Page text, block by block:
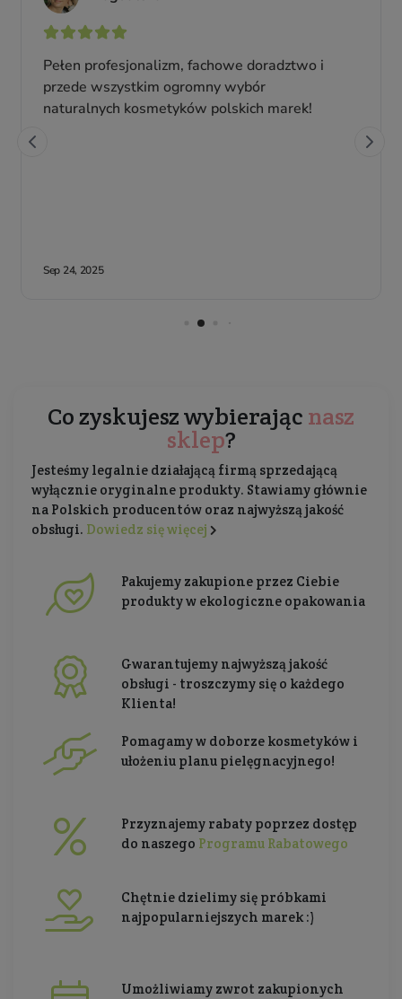
Co zyskujesz wybierając nasz
sklep?
Jesteśmy legalnie działającą firmą sprzedającą
wyłącznie oryginalne produkty. Stawiamy głównie
na Polskich producentów oraz najwyższą jakość
obsługi. Dowiedz się więcej
Pakujemy zakupione przez Ciebie
produkty w ekologiczne opakowania
Gwarantujemy najwyższą jakość
obsługi - troszczymy się o każdego
Klienta!
Pomagamy w doborze kosmetyków i
ułożeniu planu pielęgnacyjnego!
Przyznajemy rabaty poprzez dostęp
do naszego Programu Rabatowego
Chętnie dzielimy się próbkami
najpopularniejszych marek :)
Umożliwiamy zwrot zakupionych